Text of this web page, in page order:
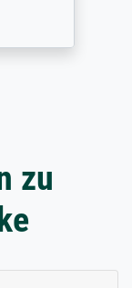
zu